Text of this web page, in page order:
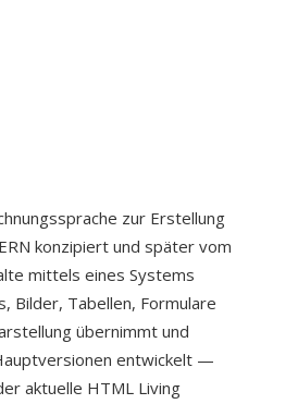
zur Erstellung
konzipiert und später vom
mittels eines Systems
Bilder, Tabellen, Formulare
übernimmt und
entwickelt —
aktuelle HTML Living